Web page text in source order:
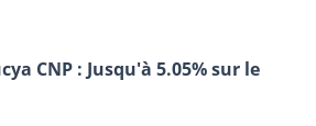
CNP : Jusqu'à 5.05% sur le